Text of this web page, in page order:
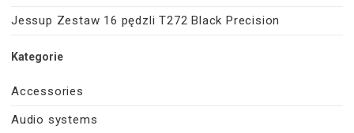
Jessup Zestaw 16 pędzli T272 Black Precision
Kategorie
Accessories
Audio systems